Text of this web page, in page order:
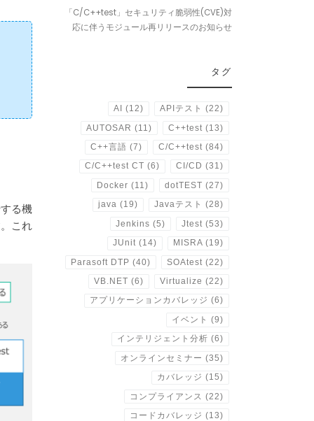
る機
これ
「C/C++test」セキュリティ脆弱性(CVE)対
応に伴うモジュール再リリースのお知らせ
タグ
AI (12) APIテスト (22)
AUTOSAR (11) C++test (13)
C++言語 (7) C/C++test (84)
C/C++test CT (6) CI/CD (31)
Docker (11) dotTEST (27)
java (19) Javaテスト (28)
Jenkins (5) Jtest (53)
JUnit (14) MISRA (19)
Parasoft DTP (40) SOAtest (22)
VB.NET (6) Virtualize (22)
アプリケーションカバレッジ (6)
イベント (9)
インテリジェント分析 (6)
オンラインセミナー (35)
カバレッジ (15)
コンプライアンス (22)
コードカバレッジ (13)